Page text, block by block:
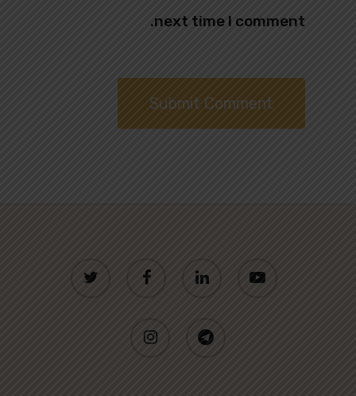
next time I comment.
facebook linkedin
instagram telegram